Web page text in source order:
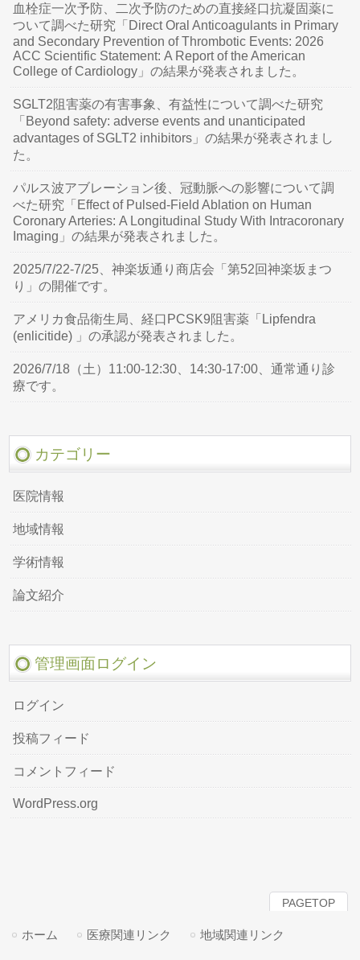
血栓症一次予防、二次予防のための直接経口抗凝固薬に
ついて調べた研究「Direct Oral Anticoagulants in Primary
and Secondary Prevention of Thrombotic Events: 2026
ACC Scientific Statement: A Report of the American
College of Cardiology」の結果が発表されました。
SGLT2阻害薬の有害事象、有益性について調べた研究
「Beyond safety: adverse events and unanticipated
advantages of SGLT2 inhibitors」の結果が発表されまし
た。
パルス波アブレーション後、冠動脈への影響について調
べた研究「Effect of Pulsed-Field Ablation on Human
Coronary Arteries: A Longitudinal Study With Intracoronary
Imaging」の結果が発表されました。
2025/7/22-7/25、神楽坂通り商店会「第52回神楽坂まつ
り」の開催です。
アメリカ食品衛生局、経口PCSK9阻害薬「Lipfendra
(enlicitide) 」の承認が発表されました。
2026/7/18（土）11:00-12:30、14:30-17:00、通常通り診
療です。
カテゴリー
医院情報
地域情報
学術情報
論文紹介
管理画面ログイン
ログイン
投稿フィード
コメントフィード
WordPress.org
PAGETOP
ホーム 医療関連リンク 地域関連リンク